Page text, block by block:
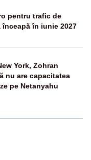
pentru trafic de
în iunie 2027
York, Zohran
nu are capacitatea
pe Netanyahu